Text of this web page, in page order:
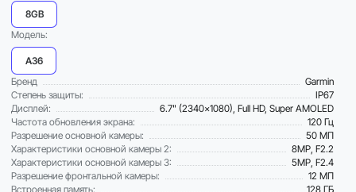
8GB
Модель:
A36
Бренд
Garmin
Степень защиты:
IP67
Дисплей:
6.7" (2340×1080), Full HD, Super AMOLED
Частота обновления экрана:
120 Гц
Разрешение основной камеры:
50 МП
Характеристики основной камеры 2:
8MP, F2.2
Характеристики основной камеры 3:
5MP, F2.4
Разрешение фронтальной камеры:
12 МП
Встроенная память:
128 ГБ